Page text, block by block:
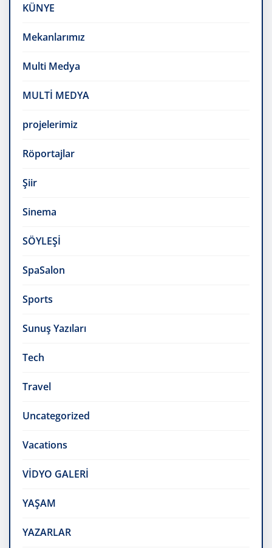
KÜNYE
Mekanlarımız
Multi Medya
MULTİ MEDYA
projelerimiz
Röportajlar
Şiir
Sinema
SÖYLEŞİ
SpaSalon
Sports
Sunuş Yazıları
Tech
Travel
Uncategorized
Vacations
VİDYO GALERİ
YAŞAM
YAZARLAR